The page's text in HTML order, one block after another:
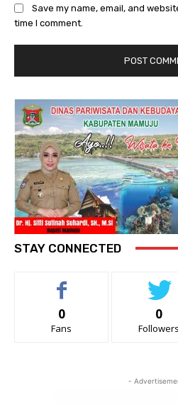
Save my name, email, and
time I comment.
STAY CONNECTED
0
Fans
0
Followers
-